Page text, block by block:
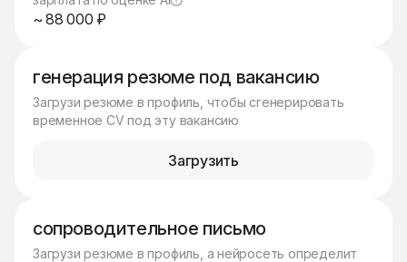
генерация резюме под вакансию
Загрузи резюме в профиль, чтобы сгенерировать
временное CV под эту вакансию
Загрузить
сопроводительное письмо
Загрузи резюме в профиль, а нейросеть определит
~ 88 000 ₽